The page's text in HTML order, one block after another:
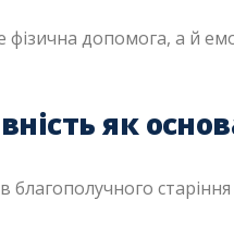
допомога, а й
як